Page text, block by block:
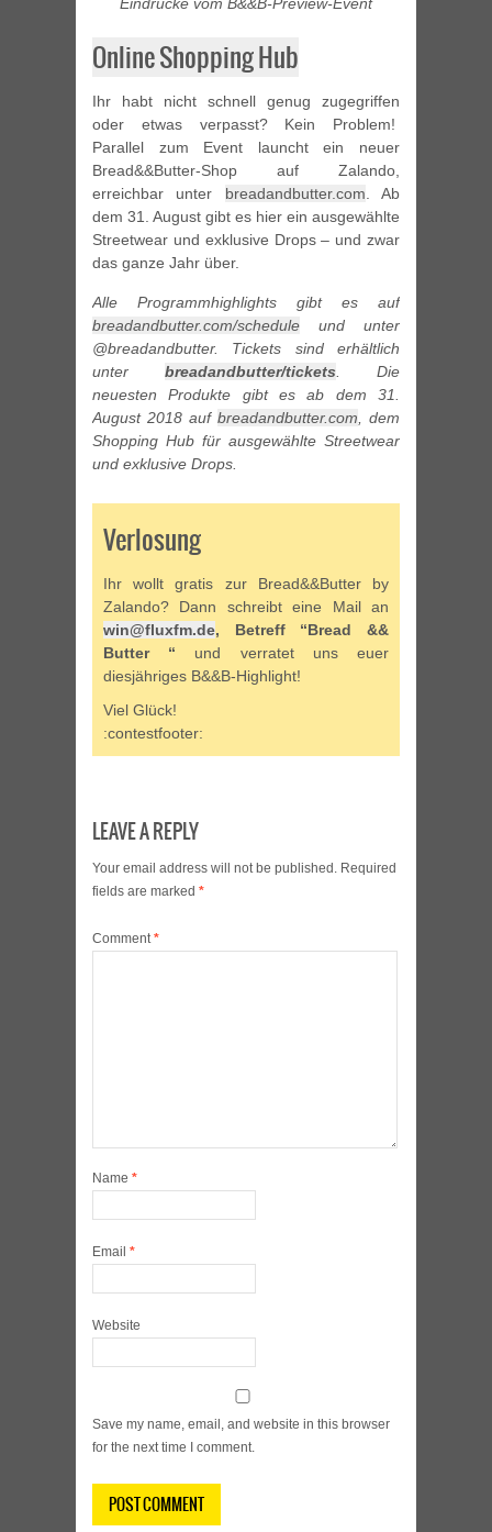
Online Shopping Hub
Ihr habt nicht schnell genug zugegriffen
oder etwas verpasst? Kein Problem!
Parallel zum Event launcht ein neuer
Bread&&Butter-Shop auf Zalando,
erreichbar unter breadandbutter.com . Ab
dem 31. August gibt es hier ein ausgewählte
Streetwear und exklusive Drops – und zwar
das ganze Jahr über.
Alle Programmhighlights gibt es auf
breadandbutter.com/schedule und unter
@breadandbutter. Tickets sind erhältlich
unter breadandbutter/tickets . Die
neuesten Produkte gibt es ab dem 31.
August 2018 auf breadandbutter.com , dem
Shopping Hub für ausgewählte Streetwear
und exklusive Drops.
Verlosung
Ihr wollt gratis zur Bread&&Butter by
Zalando? Dann schreibt eine Mail an
win@fluxfm.de, Betreff “Bread &&
Butter “ und verratet uns euer
diesjähriges B&&B-Highlight!
Viel Glück!
:contestfooter:
LEAVE A REPLY
Your email address will not be published. Required
fields are marked *
Comment*
Name *
Email *
Website
Save my name, email, and website in this browser
for the next time I comment.